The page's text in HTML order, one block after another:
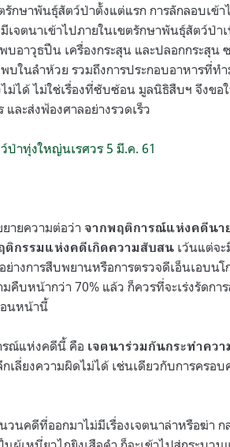
กษาพันธุ์สัตว์ป่าตั้งแต่แรก การลักลอบเข้
จตนาเข้าไปภายในเขตรักษาพันธุ์สัตว์ป่า
าวุธปืน เครื่องกระสุน และปลอกกระสุน
ในลำห้วย รวมถึงการประกอบอาหารที่ท
ได้ ไม่ใช่เรื่องที่ซับซ้อน มูลนิธิสืบฯ จึงขอใ
ละส่งฟ้องศาลอย่างรวดเร็ว
าทุ่งใหญ่นเรศวร 5 มี.ค. 61
ายความต่อว่า จากพฤติการณ์แห่งคดีนา
ติกรรมแห่งคดีเกิดความสับสน เว้นแต่จ
างการสืบพยานหรือการตรวจดีเอ็นเอบน
บหน้ากว่า 70% แล้ว ก็ควรที่จะเร่งรัดกา
นหน้านี้
รณ์แห่งคดีนี้ คือ เจตนาร่วมกันกระทำคว
ลี่ยงความผิดไม่ได้ เช่นเดียวกับการครอบ
นคดีที่ออกมาไม่มีเรื่องเจตนาล่าหรือฆ่า ก